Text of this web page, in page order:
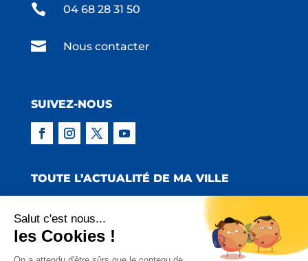
 04 68 28 31 50
 Nous contacter
SUIVEZ-NOUS
TOUTE L’ACTUALITÉ DE MA VILLE
Copyright © 2022 Mairie de Claira | Réalisation
Salut c'est nous...
les Cookies !